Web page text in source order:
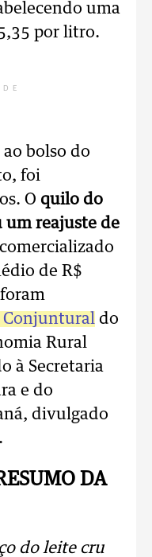
uma
por litro.
bolso do
foi
O quilo do
um reajuste de
de R$
Conjuntural do
Rural
à Secretaria
e do
divulgado
DA
do leite cru